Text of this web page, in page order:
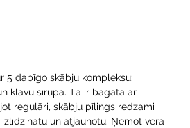
5 dabīgo skābju kompleksu:
kļavu sīrupa. Tā ir bagāta ar
regulāri, skābju pīlings redzami
un atjaunotu. Ņemot vērā